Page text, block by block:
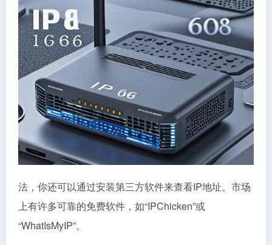
法，你还可以通过安装第三方软件来查看IP地址。市场
上有许多可靠的免费软件，如“IPChicken”或
“WhatIsMyIP”。